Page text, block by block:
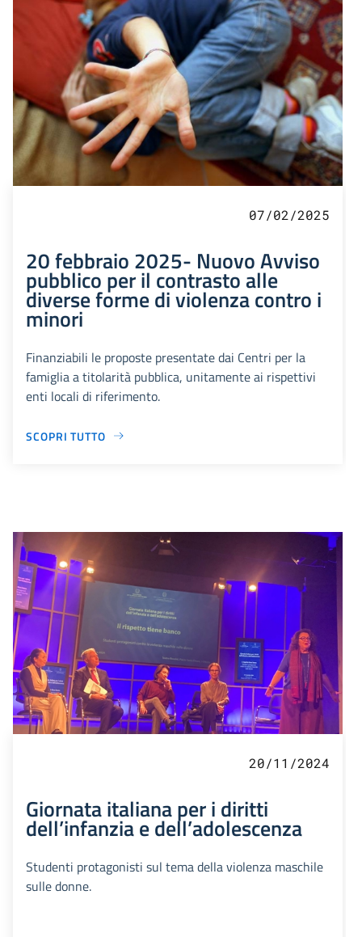
07/02/2025
20 febbraio 2025- Nuovo Avviso
pubblico per il contrasto alle
diverse forme di violenza contro i
minori
Finanziabili le proposte presentate dai Centri per la
famiglia a titolarità pubblica, unitamente ai rispettivi
enti locali di riferimento.
SCOPRI TUTTO
20/11/2024
Giornata italiana per i diritti
dell’infanzia e dell’adolescenza
Studenti protagonisti sul tema della violenza maschile
sulle donne.